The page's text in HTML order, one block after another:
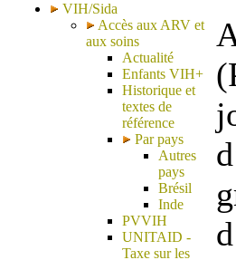
VIH/Sida
Accès aux ARV et
aux soins
Actualité
Enfants VIH+
Historique et
textes de
référence
Par pays
Autres
pays
Brésil
Inde
PVVIH
UNITAID -
Taxe sur les